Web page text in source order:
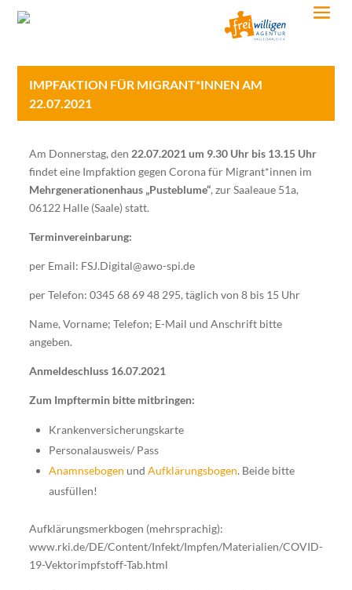
IMPFAKTION FÜR MIGRANT*INNEN AM
22.07.2021
Am Donnerstag, den 22.07.2021 um 9.30 Uhr bis 13.15 Uhr
findet eine Impfaktion gegen Corona für Migrant*innen im
Mehrgenerationenhaus „Pusteblume“, zur Saaleaue 51a,
06122 Halle (Saale) statt.
Terminvereinbarung:
per Email: FSJ.Digital@awo-spi.de
per Telefon: 0345 68 69 48 295, täglich von 8 bis 15 Uhr
Name, Vorname; Telefon; E-Mail und Anschrift bitte
angeben.
Anmeldeschluss 16.07.2021
Zum Impftermin bitte mitbringen:
Krankenversicherungskarte
Personalausweis/ Pass
Anamnsebogen und Aufklärungsbogen. Beide bitte
ausfüllen!
Aufklärungsmerkbogen (mehrsprachig):
www.rki.de/DE/Content/Infekt/Impfen/Materialien/COVID-
19-Vektorimpfstoff-Tab.html